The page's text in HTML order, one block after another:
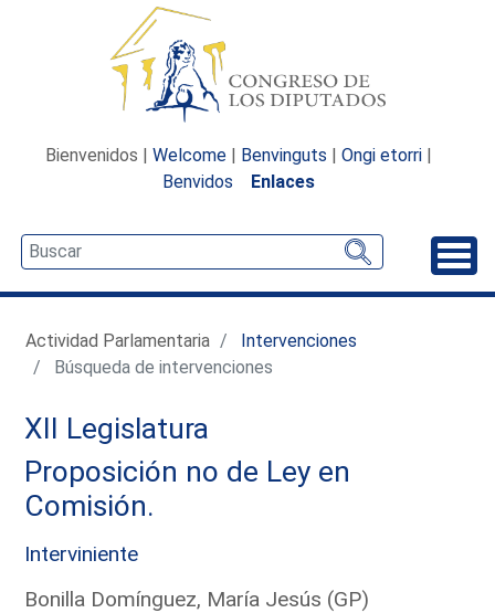
Bienvenidos | Welcome | Benvinguts | Ongi etorri |
Benvidos
Enlaces
Actividad Parlamentaria
Intervenciones
Búsqueda de intervenciones
XII Legislatura
Proposición no de Ley en
Comisión.
Interviniente
Bonilla Domínguez, María Jesús (GP)